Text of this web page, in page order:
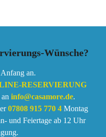
Wünsche?
an.
RESERVIERUNG
info@casamore.de.
07808 915 770 4 Montag
und Feiertage ab 12 Uhr